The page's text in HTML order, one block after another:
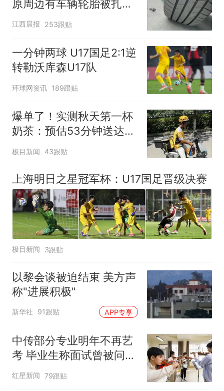
原周边有车辆轮胎被扎，
修理店铺换胎价格高达千
元，官方发布情况通报
江西晨报 253跟贴
一分钟两球 U17国足2:1逆
转勒沃库森U17队
环球网资讯 189跟贴
爆单了！实测秋天第一杯
奶茶：预估53分钟送达，
实际耗时92分钟
极目新闻 43跟贴
上海明日之星冠军杯：U17国足晋级决赛
极目新闻 3跟贴
以黎会谈被迫结束 美方声
称"进展积极"
新华社 91跟贴 APP专享
中传部分专业明年不再艺
考 毕业生称面试曾被问
“如何策划晚会” 专家：遏
制“艺考捷径化”
红星新闻 79跟贴